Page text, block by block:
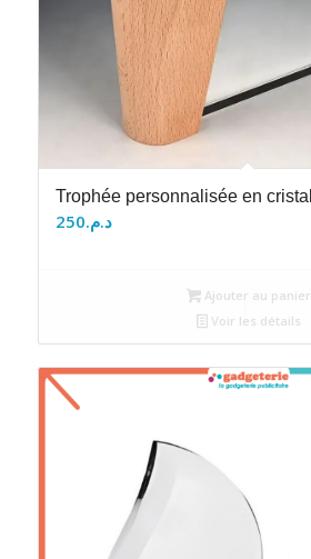
Trophée personnalisée en cristal
د.م.250
Ajouter au panier
Voir les détails